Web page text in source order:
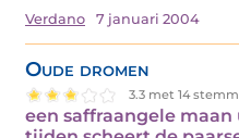
Verdano 7 januari 2004
Oude dromen
3.3 met 14
een saffraangele